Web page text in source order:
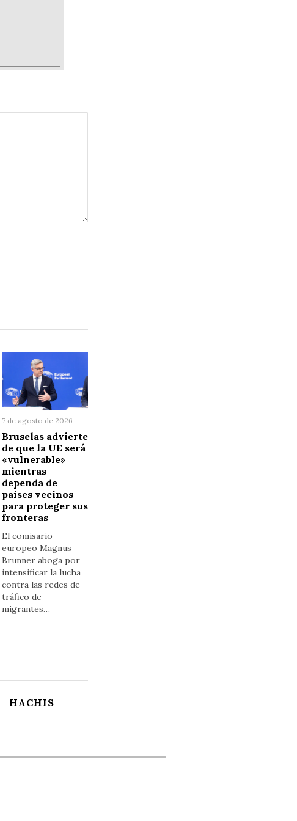
7 de agosto de 2026
Bruselas advierte
de que la UE será
«vulnerable»
mientras
dependa de
países vecinos
para proteger sus
fronteras
El comisario
europeo Magnus
Brunner aboga por
intensificar la lucha
contra las redes de
tráfico de
migrantes…
HACHIS